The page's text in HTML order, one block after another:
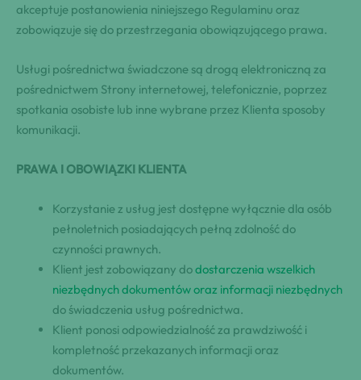
akceptuje postanowienia niniejszego Regulaminu oraz
zobowiązuje się do przestrzegania obowiązującego prawa.
Usługi pośrednictwa świadczone są drogą elektroniczną za
pośrednictwem Strony internetowej, telefonicznie, poprzez
spotkania osobiste lub inne wybrane przez Klienta sposoby
komunikacji.
PRAWA I OBOWIĄZKI KLIENTA
Korzystanie z usług jest dostępne wyłącznie dla osób
pełnoletnich posiadających pełną zdolność do
czynności prawnych.
Klient jest zobowiązany dodostarczenia wszelkich
niezbędnych dokumentów oraz informacji niezbędnych
do świadczenia usług pośrednictwa.
Klient ponosi odpowiedzialność za prawdziwość i
kompletność przekazanych informacji oraz
dokumentów.